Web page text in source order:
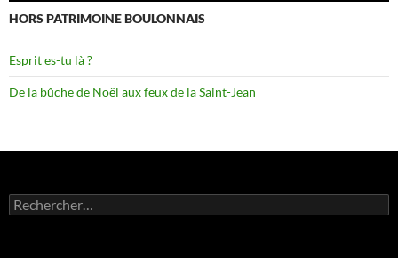
HORS PATRIMOINE BOULONNAIS
Esprit es-tu là ?
De la bûche de Noël aux feux de la Saint-Jean
Rechercher :